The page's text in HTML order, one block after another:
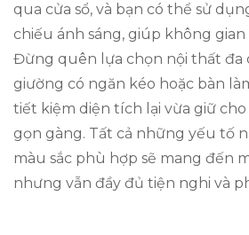
qua cửa sổ, và bạn có thể sử
chiếu ánh sáng, giúp không
Đừng quên lựa chọn nội thất đa
giường có ngăn kéo hoặc bàn
tiết kiệm diện tích lại vừa giữ
gọn gàng. Tất cả những yếu tố
màu sắc phù hợp sẽ mang đến
nhưng vẫn đầy đủ tiện nghi và